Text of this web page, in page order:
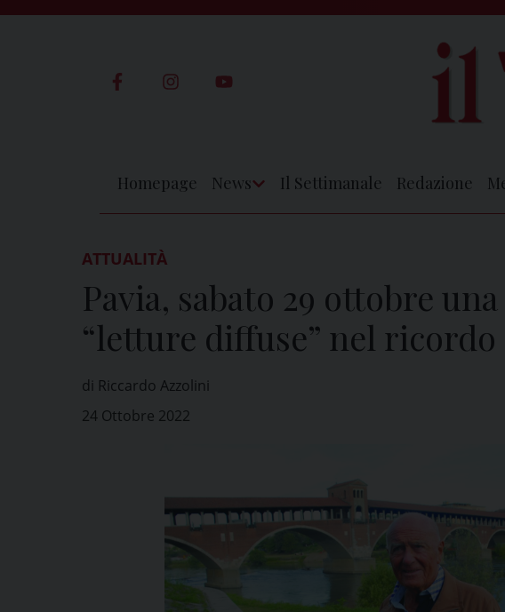
Homepage News Il Settimanale Redazione
ATTUALITÀ
Pavia, sabato 29 ottobre
“letture diffuse” nel
di Riccardo Azzolini
24 Ottobre 2022